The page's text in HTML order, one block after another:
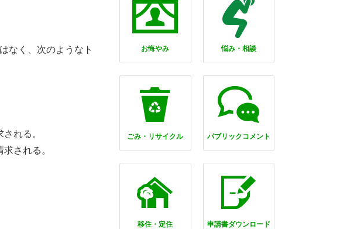
なく、次のようなト
れる。
される。
お悔やみ 悩み・相談
ごみ・リサイクル パブリックコメント
移住・定住 申請書ダウンロード